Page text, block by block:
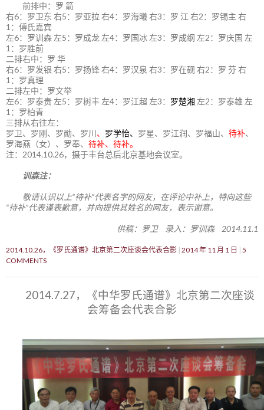
前排中：罗 箭
右6：罗卫东 右5：罗亚拉 右4：罗海曦 右3：罗 江 右2：罗锡主 右
1：傅氏嘉宾
左6：罗训森 左5：罗成龙 左4：罗国冰 左3：罗成纲 左2：罗庆国 左
1：罗胜前
二排右中：罗 华
右6：罗发银 右5：罗扬锋 右4：罗汉泉 右3：罗在砚 右2：罗 芬 右
1：罗真理
二排左中：罗文举
左6：罗泰贵 左5：罗树丰 左4：罗江超 左3： 罗楚湘 左2：罗泰雄 左
1：罗柏青
三排从右往左：
罗卫、罗刚、罗勋、罗川 、 罗学怡、 罗星、罗江润、罗福山、 待补、
罗海燕（女）、罗奉、 待补、待补。
注：2014.10.26，摄于丰台总后北京基地会议室。
训森注：
敬请认识以上“待补”代表名字的网友，在评论中补上，特向这些
“待补”代表谨表歉意，并向提供其姓名的网友，表示谢意。
供稿：罗卫 录入：罗训森 2014.11.1
2014.10.26，《罗氏通谱》北京第二次座谈会代表合影 2014 年 11 月 1 日
5
COMMENTS
2014.7.27，《中华罗氏通谱》北京第二次座谈
会筹备会代表合影